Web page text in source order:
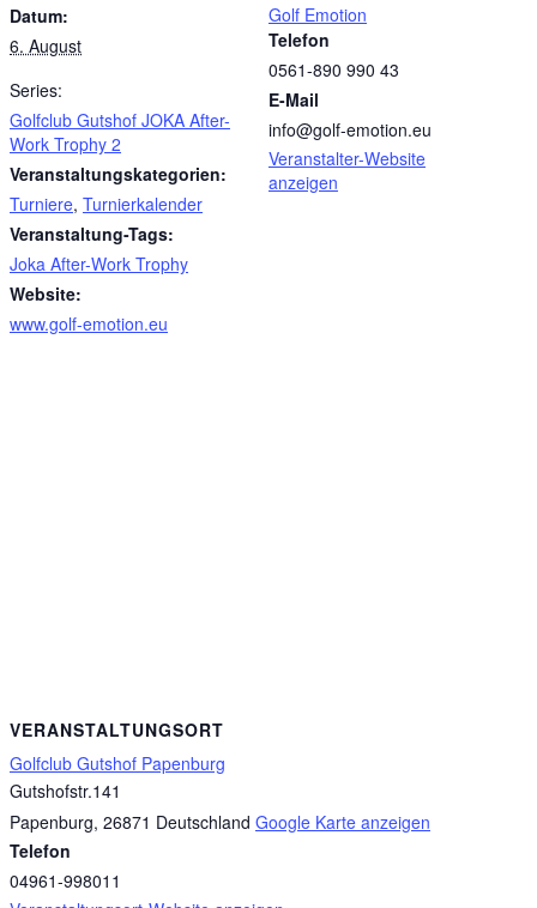
Datum:
6. August
Series:
Golfclub Gutshof JOKA After-
Work Trophy 2
Veranstaltungskategorien:
Turniere, Turnierkalender
Veranstaltung-Tags:
Joka After-Work Trophy
Website:
www.golf-emotion.eu
Golf Emotion
Telefon
0561-890 990 43
E-Mail
info@golf-emotion.eu
Veranstalter-Website
anzeigen
VERANSTALTUNGSORT
Golfclub Gutshof Papenburg
Gutshofstr.141
Papenburg, 26871 Deutschland Google Karte anzeigen
Telefon
04961-998011